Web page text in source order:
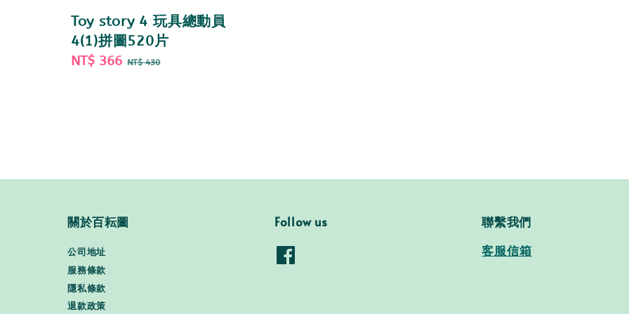
Toy story 4 玩具總動員
4(1)拼圖520片
Sale
NT$ 366 Regular
NT$ 430
關於百耘圖
公司地址
服務條款
隱私條款
退款政策
Follow us 聯繫我們
客服信箱